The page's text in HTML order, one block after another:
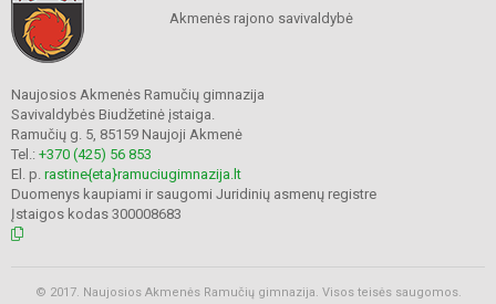
Akmenės rajono savivaldybė
Naujosios Akmenės Ramučių gimnazija
Savivaldybės Biudžetinė įstaiga.
Ramučių g. 5, 85159 Naujoji Akmenė
Tel.: +370 (425) 56 853
El. p. rastine{eta}ramuciugimnazija.lt
Duomenys kaupiami ir saugomi Juridinių asmenų registre
Įstaigos kodas 300008683
© 2017. Naujosios Akmenės Ramučių gimnazija. Visos teisės saugomos.